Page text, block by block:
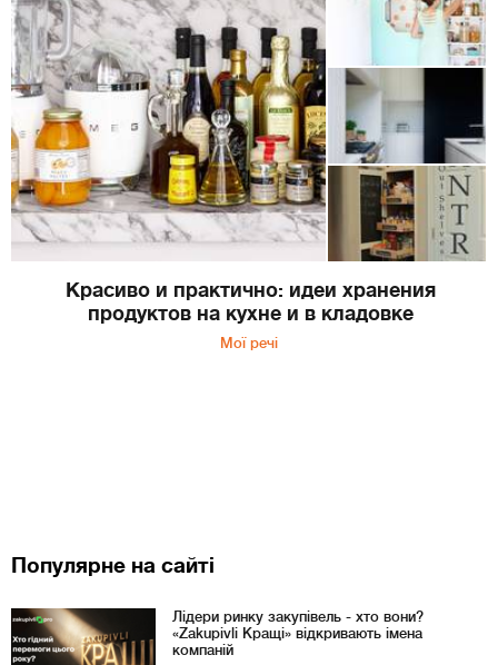
Красиво и практично: идеи хранения
продуктов на кухне и в кладовке
Мої речі
Популярне на сайті
Лідери ринку закупівель - хто вони?
«Zakupivli Кращі» відкривають імена
компаній